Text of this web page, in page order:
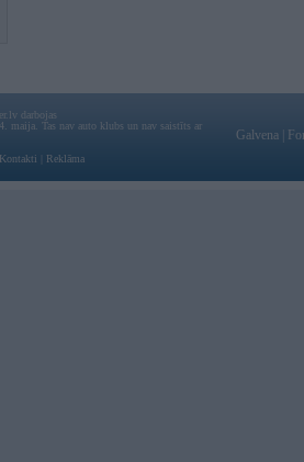
darbojas
maija. Tas nav auto klubs un nav saistīts ar
Kontakti Reklāma
Galvena